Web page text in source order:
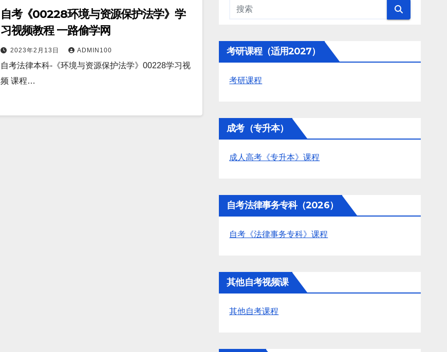
自考《00228环境与资源保护法学》学
习视频教程 一路偷学网
2023年2月13日 ADMIN100
自考法律本科-《环境与资源保护法学》00228学习视
频 课程…
考研课程（适用2027）
考研课程
成考（专升本）
成人高考《专升本》课程
自考法律事务专科（2026）
自考《法律事务专科》课程
其他自考视频课
其他自考课程